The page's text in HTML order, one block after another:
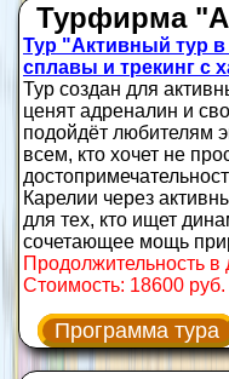
Турфирма
Тур "Активный тур
сплавы и трекинг с
Тур создан для
ценят адреналин и
подойдёт любителям
всем, кто хочет не
Карелии через
для тех, кто ищет
сочетающее мощь
Продолжительность в
Стоимость: 18600 руб.
Программа